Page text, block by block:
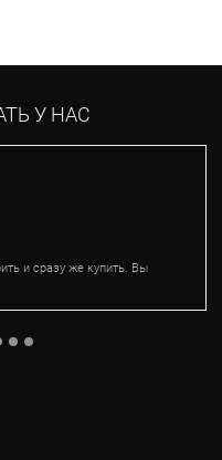
У НАС
и сразу же купить. Вы